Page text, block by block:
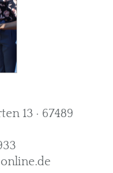
13 · 67489
online.de